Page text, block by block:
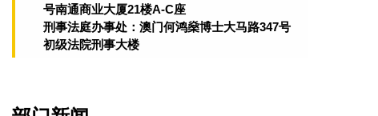
号南通商业大厦21楼A-C座
刑事法庭办事处：澳门何鸿燊博士大马路347号
初级法院刑事大楼